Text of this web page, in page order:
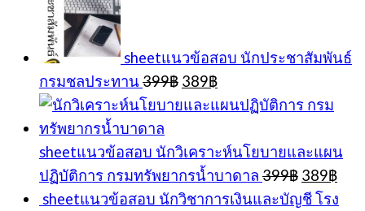
sheetแนวข้อสอบ นักประชาสัมพันธ์
กรมชลประทาน 399฿ Original
was:
389฿Current
price
is:
sheetแนวข้อสอบ นักวิเคราะห์นโยบายและแผน
ปฏิบัติการ กรมทรัพยากรน้ำบาดาล 399฿ Original
price
389฿
sheetแนวข้อสอบ นักวิชาการเงินและบัญชี โรง